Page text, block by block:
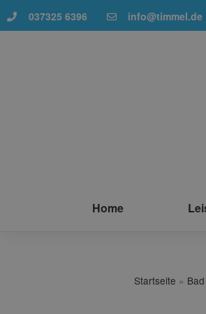
037325 6396 info@timmel.de
Home
Startseite » Bad